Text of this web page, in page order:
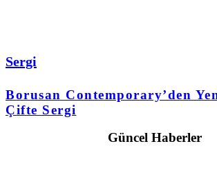
Sergi
Borusan Contemporary’den
Çifte Sergi
Güncel Haberler